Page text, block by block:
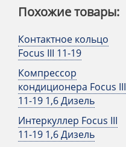
Похожие товары:
Контактное кольцо
Focus III 11-19
Компрессор
кондиционера Focus III
11-19 1,6 Дизель
Интеркуллер Focus III
11-19 1,6 Дизель